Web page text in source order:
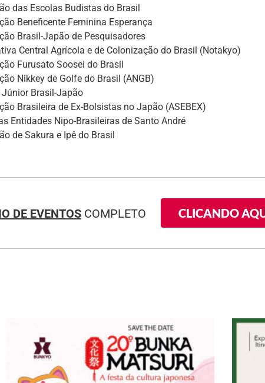
das Escolas Budistas do Brasil
Beneficente Feminina Esperança
Brasil-Japão de Pesquisadores
Central Agrícola e de Colonização do Brasil (Notakyo)
Furusato Soosei do Brasil
Nikkey de Golfe do Brasil (ANGB)
Júnior Brasil-Japão
Brasileira de Ex-Bolsistas no Japão (ASEBEX)
Entidades Nipo-Brasileiras de Santo André
de Sakura e Ipê do Brasil
DE EVENTOS COMPLETO CLICANDO